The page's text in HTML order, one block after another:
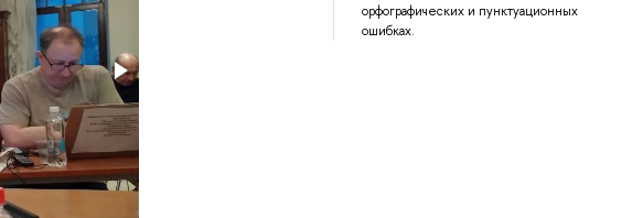
орфографических и пунктуационных
ошибках.